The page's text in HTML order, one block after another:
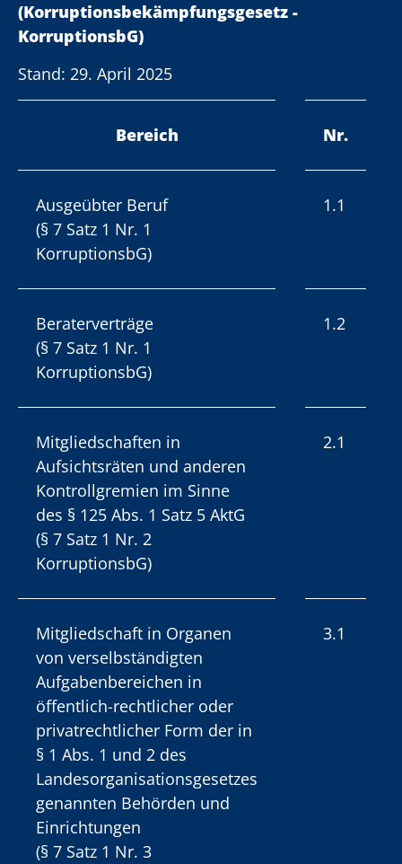
(Korruptionsbekämpfungsgesetz -
KorruptionsbG)
Stand: 29. April 2025
Bereich Nr.
Ausgeübter Beruf
(§ 7 Satz 1 Nr. 1
KorruptionsbG)
1.1
Beraterverträge
(§ 7 Satz 1 Nr. 1
KorruptionsbG)
1.2
Mitgliedschaften in
Aufsichtsräten und anderen
Kontrollgremien im Sinne
des § 125 Abs. 1 Satz 5 AktG
(§ 7 Satz 1 Nr. 2
KorruptionsbG)
2.1
Mitgliedschaft in Organen
von verselbständigten
Aufgabenbereichen in
öffentlich-rechtlicher oder
privatrechtlicher Form der in
§ 1 Abs. 1 und 2 des
Landesorganisationsgesetzes
genannten Behörden und
Einrichtungen
(§ 7 Satz 1 Nr. 3
3.1